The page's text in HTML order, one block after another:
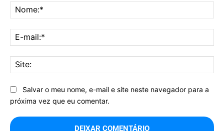
Salvar o meu nome, e-mail e site neste navegador para a
próxima vez que eu comentar.